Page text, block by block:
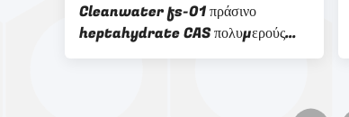
Cleanwater fs-01 πράσινο
heptahydrate CAS πολυμερούς
σιδηρούχου θειικού άλατος Νο 231-